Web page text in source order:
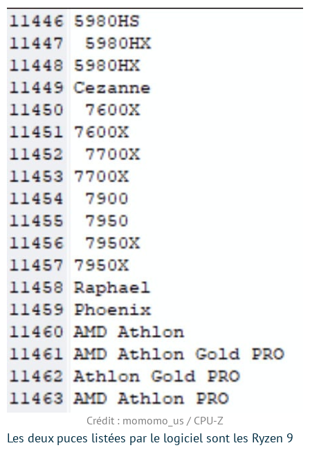
Crédit : momomo_us / CPU-Z
Les deux puces listées par le logiciel sont les Ryzen 9